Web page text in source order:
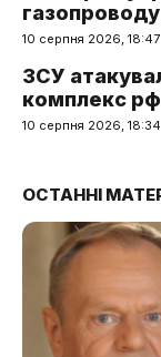
10 серпня 2026, 18:47
ЗСУ
комплекс рф
10 серпня 2026, 18:34
ОСТАННІ